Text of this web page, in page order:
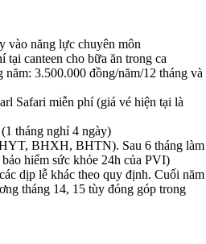
vào năng lực chuyên môn
tại canteen cho bữa ăn trong ca
3.500.000 đồng/năm/12 tháng và
Safari miễn phí (giá vé hiện tại là
tháng nghỉ 4 ngày)
BHXH, BHTN). Sau 6 tháng làm
hiểm sức khỏe 24h của PVI)
dịp lễ khác theo quy định. Cuối năm
tháng 14, 15 tùy đóng góp trong